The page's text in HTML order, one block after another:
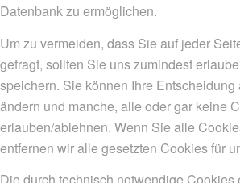
Datenbank zu ermöglichen.
Um zu vermeiden, dass Sie auf jeder
gefragt, sollten Sie uns zumindest
speichern. Sie können Ihre
ändern und manche, alle oder gar keine
erlauben/ablehnen. Wenn Sie alle
entfernen wir alle gesetzten Cookies für